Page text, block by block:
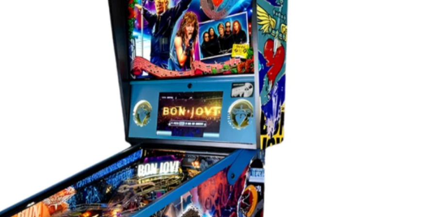
un fronton miroir en couleur, des
pour le meuble, une armure de flipper
inférieure personnalisée et autographiée
amélioré, un plateau de jeu en verre anti-
numérotée séquentiellement, un
badge numérique Insider Connected LE
inspiré des générations grâce à son combat
», a déclaré Seth Davis, président-directeur
le flipper TRANSFORMERS : More Than
un gameplay révolutionnaire, une
ultime que les fans attendaient. »